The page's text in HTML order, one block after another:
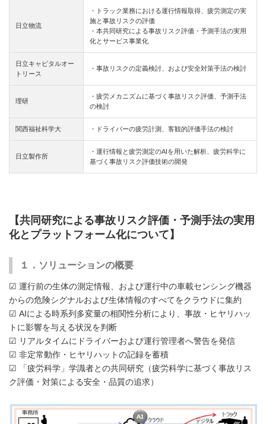
日立物流
・トラック業務における運行情報取得、疲労測定の実
施と事故リスクの評価
・本共同研究による事故リスク評価・予測手法の実用
化とサービス事業化
日立キャピタルオー
トリース
・事故リスクの定義検討、および安全対策手法の検討
理研
・疲労メカニズムに基づく事故リスク評価、予測手法
の検討
関西福祉科学大 ・ドライバーの疲労計測、客観的評価手法の検討
日立製作所
・運行情報と疲労測定のAIを用いた解析、疲労科学に
基づく事故リスク評価技術の開発
【共同研究による事故リスク評価・予測手法の実用
化とプラットフォーム化について】
１．ソリューションの概要
☑ 運行前の生体の測定情報、および運行中の車載センシング機器
からの危険シグナルおよび生体情報のすべてをクラウドに集約
☑ AIによる時系列多変量の相関性分析により、事故・ヒヤリハッ
トに影響を与える状況を判断
☑ リアルタイムにドライバーおよび運行管理者へ警告を発信
☑ 非定常動作・ヒヤリハットの記録を蓄積
☑ 「疲労科学」学識者との共同研究（疲労科学に基づく事故リス
ク評価・対策による安全・品質の追求）